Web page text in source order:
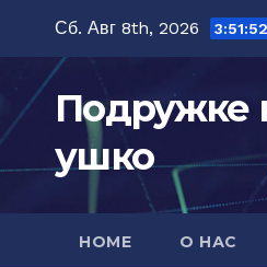
содержимому
Сб. Авг 8th, 2026
Подружке
ушко
HOME О НАС